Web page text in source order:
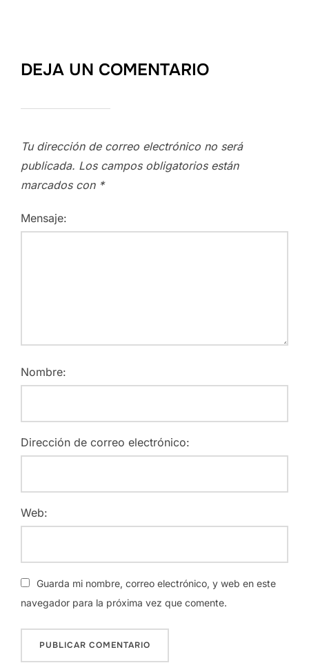
DEJA UN COMENTARIO
Tu dirección de correo electrónico no será
publicada. Los campos obligatorios están
marcados con *
Mensaje:
Nombre:
Dirección de correo electrónico:
Web:
Guarda mi nombre, correo electrónico, y web en este
navegador para la próxima vez que comente.